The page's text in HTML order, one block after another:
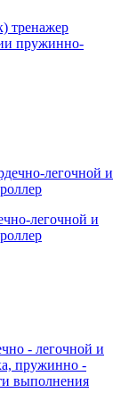
тренажер
пружинно-
легочной и